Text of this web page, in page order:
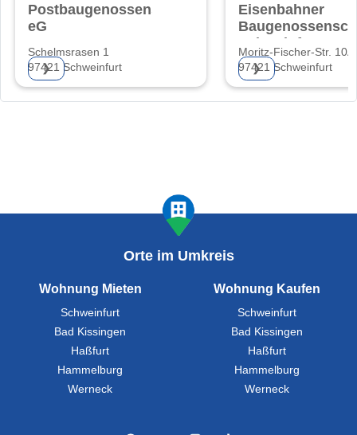
Postbaugenossenschaft
eG
Schelmsrasen 1
97421 Schweinfurt
❯
Eisenbahner
Schweinfurt e.G.
Moritz-Fischer-Str. 10A
97421 Schweinfurt
❯
Orte im Umkreis
Wohnung Mieten
Schweinfurt
Bad Kissingen
Haßfurt
Hammelburg
Werneck
Wohnung Kaufen
Schweinfurt
Bad Kissingen
Haßfurt
Hammelburg
Werneck